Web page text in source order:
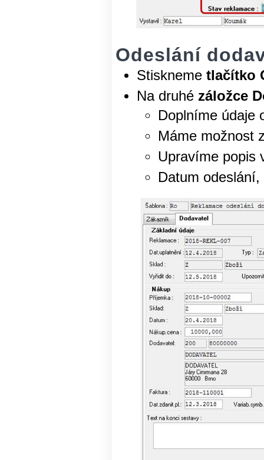
Odeslání
Stiskneme tlačítko
Na druhé záložce
Doplníme údaje
Máme možnost
Upravíme popis
Datum